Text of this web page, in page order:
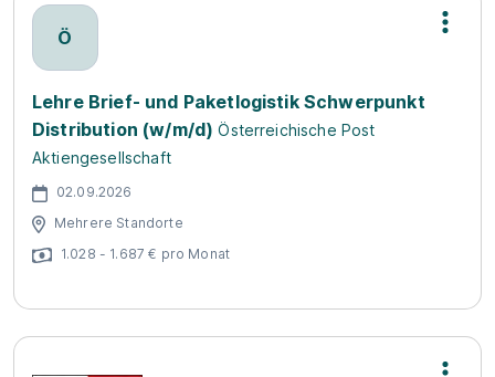
Ö
Lehre Brief- und Paketlogistik Schwerpunkt
Distribution (w/m/d) Österreichische Post
Aktiengesellschaft
02.09.2026
Mehrere Standorte
1.028 - 1.687 € pro Monat